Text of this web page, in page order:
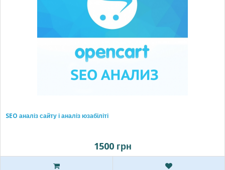
SEO аналіз сайту і аналіз юзабіліті
1500 грн